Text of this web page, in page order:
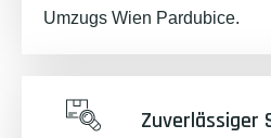
Umzugs Wien Pardubice.
Zuverlässiger